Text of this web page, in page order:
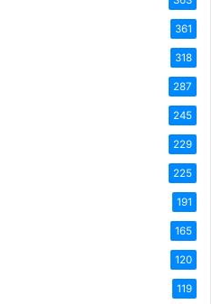
361
318
287
245
229
225
191
165
120
119